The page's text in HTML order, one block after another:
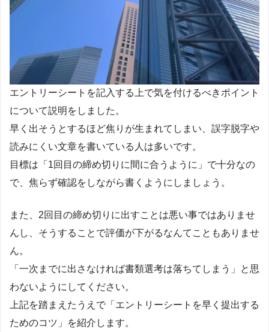
エントリーシートを記入する上で気を付けるべきポイント
について説明をしました。
早く出そうとするほど焦りが生まれてしまい、誤字脱字や
読みにくい文章を書いている人は多いです。
目標は「1回目の締め切りに間に合うように」で十分なの
で、焦らず確認をしながら書くようにしましょう。
また、2回目の締め切りに出すことは悪い事ではありませ
んし、そうすることで評価が下がるなんてこともありませ
ん。
「一次までに出さなければ書類選考は落ちてしまう」と思
わないようにしてください。
上記を踏まえたうえで「エントリーシートを早く提出する
ためのコツ」を紹介します。